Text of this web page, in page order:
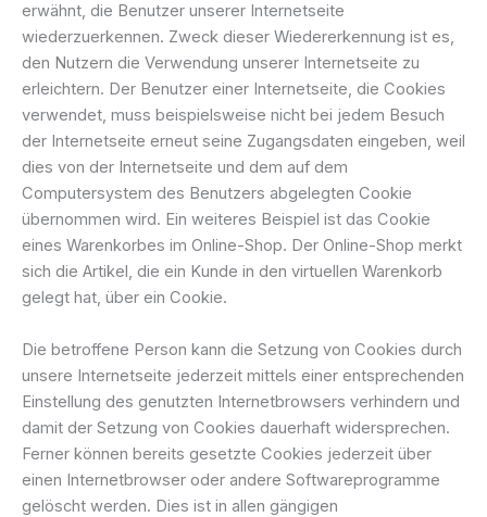
erwähnt, die Benutzer unserer Internetseite
wiederzuerkennen. Zweck dieser Wiedererkennung ist es,
den Nutzern die Verwendung unserer Internetseite zu
erleichtern. Der Benutzer einer Internetseite, die Cookies
verwendet, muss beispielsweise nicht bei jedem Besuch
der Internetseite erneut seine Zugangsdaten eingeben, weil
dies von der Internetseite und dem auf dem
Computersystem des Benutzers abgelegten Cookie
übernommen wird. Ein weiteres Beispiel ist das Cookie
eines Warenkorbes im Online-Shop. Der Online-Shop merkt
sich die Artikel, die ein Kunde in den virtuellen Warenkorb
gelegt hat, über ein Cookie.
Die betroffene Person kann die Setzung von Cookies durch
unsere Internetseite jederzeit mittels einer entsprechenden
Einstellung des genutzten Internetbrowsers verhindern und
damit der Setzung von Cookies dauerhaft widersprechen.
Ferner können bereits gesetzte Cookies jederzeit über
einen Internetbrowser oder andere Softwareprogramme
gelöscht werden. Dies ist in allen gängigen